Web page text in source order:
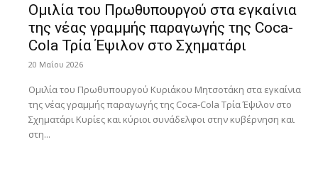
Ομιλία του Πρωθυπουργού στα εγκαίνια
της νέας γραμμής παραγωγής της Coca-
Cola Τρία Έψιλον στο Σχηματάρι
20 Μαΐου 2026
Ομιλία του Πρωθυπουργού Κυριάκου Μητσοτάκη στα εγκαίνια
της νέας γραμμής παραγωγής της Coca-Cola Τρία Έψιλον στο
Σχηματάρι Κυρίες και κύριοι συνάδελφοι στην κυβέρνηση και
στη...